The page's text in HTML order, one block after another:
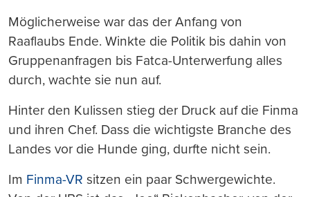
Möglicherweise war das der Anfang von
Raaflaubs Ende. Winkte die Politik bis dahin von
Gruppenanfragen bis Fatca-Unterwerfung alles
durch, wachte sie nun auf.
Hinter den Kulissen stieg der Druck auf die Finma
und ihren Chef. Dass die wichtigste Branche des
Landes vor die Hunde ging, durfte nicht sein.
Im Finma-VR sitzen ein paar Schwergewichte.